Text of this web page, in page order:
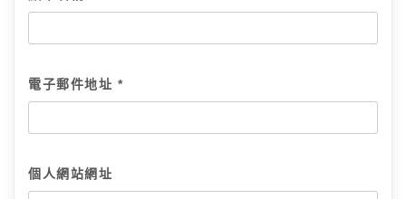
電子郵件地址*
個人網站網址